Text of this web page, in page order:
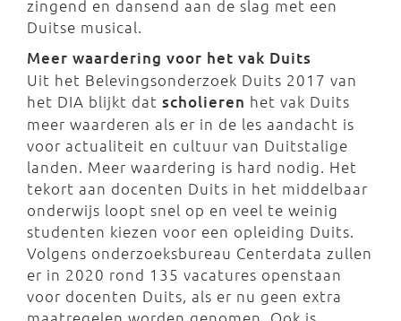
zingend en dansend aan de slag met een
Duitse musical.
Meer waardering voor het vak Duits
Uit het Belevingsonderzoek Duits 2017 van
het DIA blijkt dat scholieren het vak Duits
meer waarderen als er in de les aandacht is
voor actualiteit en cultuur van Duitstalige
landen. Meer waardering is hard nodig. Het
tekort aan docenten Duits in het middelbaar
onderwijs loopt snel op en veel te weinig
studenten kiezen voor een opleiding Duits.
Volgens onderzoeksbureau Centerdata zullen
er in 2020 rond 135 vacatures openstaan
voor docenten Duits, als er nu geen extra